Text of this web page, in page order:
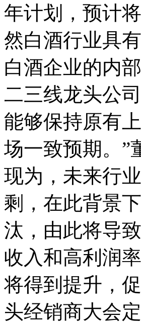
年计划，预计
然白酒行业具
白酒企业的内
二三线龙头公
能够保持原有
场一致预期。”
现为，未来行
剩，在此背景
汰，由此将导
收入和高利润
将得到提升，
头经销商大会